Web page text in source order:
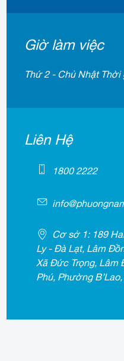
Giờ làm việc
Thứ 2 - Chủ Nhật
Liên Hệ
1800 2222
Cơ sở 1: 189
Ly - Đà Lạt, Lâm
Xã Đức Trọng, Lâm
Phú, Phường